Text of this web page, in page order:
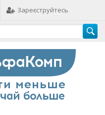
Зареєструйтесь